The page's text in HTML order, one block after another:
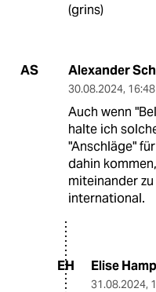
(grins)
AS Alexander
30.08.2024,
Auch wenn
halte ich
"Anschläge"
dahin
miteinander
international.
EH Elise
31.08.2024,